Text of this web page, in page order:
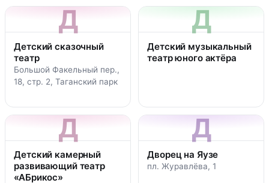
Д
Детский сказочный
театр
Большой Факельный пер.,
18, стр. 2, Таганский парк
Д
Детский музыкальный
театр юного актёра
Д
Детский камерный
развивающий театр
«АБрикос»
Д
Дворец на Яузе
пл. Журавлёва, 1